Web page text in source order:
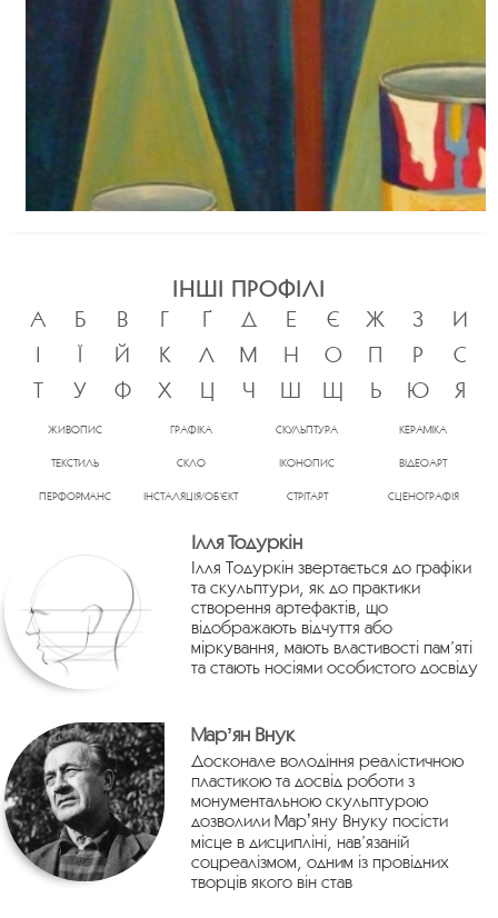
ІНШІ ПРОФІЛІ
А
Б В Г Ґ Д Е Є Ж З
И
І
Ї Й К Л М Н О П Р
С
Т
У Ф Х Ц Ч Ш Щ Ь Ю Я
ЖИВОПИС ГРАФІКА СКУЛЬПТУРА КЕРАМІКА
ТЕКСТИЛЬ СКЛО ІКОНОПИС ВІДЕОАРТ
ПЕРФОРМАНС ІНСТАЛЯЦІЯ/ОБ’ЄКТ СТРІТАРТ СЦЕНОГРАФІЯ
Ілля Тодуркін
Ілля Тодуркін звертається до графіки
та скульптури, як до практики
створення артефактів, що
відображають відчуття або
міркування, мають властивості пам’яті
та стають носіями особистого досвіду
Марʼян Внук
Досконале володіння реалістичною
пластикою та досвід роботи з
монументальною скульптурою
дозволили Марʼяну Внуку посісти
місце в дисципліні, нав’язаній
соцреалізмом, одним із провідних
творців якого він став